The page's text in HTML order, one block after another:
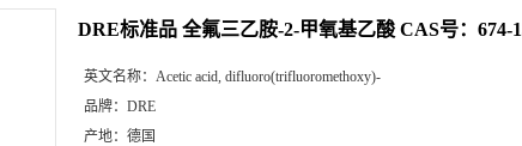
DRE标准品 全氟三乙胺-2-甲氧基乙酸 CAS号：674-
英文名称： Acetic acid, difluoro(trifluoromethoxy)-
品牌： DRE
产地： 德国